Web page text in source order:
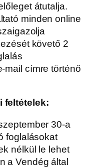
átutalja.
minden online
követő 2
mail címre történő
feltételek:
30-a
foglalásokat
nélkül le lehet
a Vendég által